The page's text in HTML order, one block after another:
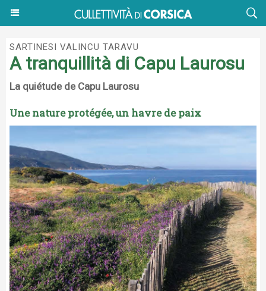
SARTINESI VALINCU TARAVU
A tranquillità di Capu Laurosu
La quiétude de Capu Laurosu
Une nature protégée, un havre de paix